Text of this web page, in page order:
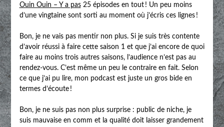
Ouin Ouin – Y a pas25 épisodes en tout ! Un peu moins
d’une vingtaine sont sorti au moment où j’écris ces lignes !
Bon, je ne vais pas mentir non plus. Si je suis très contente
d’avoir réussi à faire cette saison 1 et que j’ai encore de quoi
faire au moins trois autres saisons, l’audience n’est pas au
rendez-vous. C’est même un peu le contraire en fait. Selon
ce que j’ai pu lire, mon podcast est juste un gros bide en
termes d’écoute !
Bon, je ne suis pas non plus surprise : public de niche, je
suis mauvaise en comm et la qualité doit laisser grandement